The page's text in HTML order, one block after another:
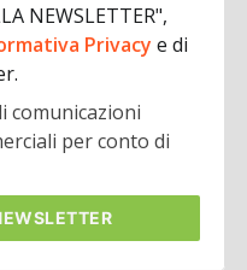
NEWSLETTER",
Privacye di
comunicazioni
per conto di